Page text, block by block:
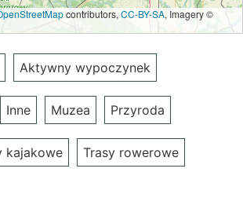
contributors, CC-BY-SA, Imagery ©
Aktywny wypoczynek
Inne Muzea Przyroda
kajakowe Trasy rowerowe